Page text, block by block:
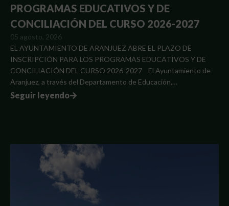
PROGRAMAS EDUCATIVOS Y DE
CONCILIACIÓN DEL CURSO 2026-2027
05 agosto, 2026
EL AYUNTAMIENTO DE ARANJUEZ ABRE EL PLAZO DE
INSCRIPCIÓN PARA LOS PROGRAMAS EDUCATIVOS Y DE
CONCILIACIÓN DEL CURSO 2026-2027 El Ayuntamiento de
Aranjuez, a través del Departamento de Educación,…
Seguir leyendo